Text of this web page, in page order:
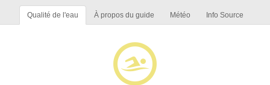
Qualité de l'eau À propos du guide Météo Info Source